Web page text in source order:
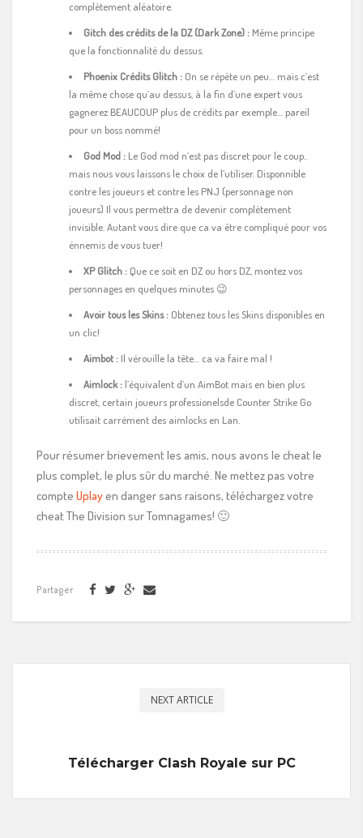
complètement aléatoire.
Gitch des crédits de la DZ (Dark Zone) : Même principe
que la fonctionnalité du dessus.
Phoenix Crédits Glitch : On se répète un peu… mais c’est
la même chose qu’au dessus, à la fin d’une expert vous
gagnerez BEAUCOUP plus de crédits par exemple… pareil
pour un boss nommé!
God Mod : Le God mod n’est pas discret pour le coup..
mais nous vous laissons le choix de l’utiliser. Disponnible
contre les joueurs et contre les PNJ (personnage non
joueurs) Il vous permettra de devenir complètement
invisible. Autant vous dire que ca va être compliqué pour vos
énnemis de vous tuer!
XP Glitch : Que ce soit en DZ ou hors DZ, montez vos
personnages en quelques minutes 😉
Avoir tous les Skins : Obtenez tous les Skins disponibles en
un clic!
Aimbot : Il vérouille la tête… ca va faire mal !
Aimlock : l’équivalent d’un AimBot mais en bien plus
discret, certain joueurs professionelsde Counter Strike Go
utilisait carrément des aimlocks en Lan.
Pour résumer brievement les amis, nous avons le cheat le
plus complet, le plus sûr du marché. Ne mettez pas votre
compte Uplayen danger sans raisons, téléchargez votre
cheat The Division sur Tomnagames! 🙂
Partager
NEXT ARTICLE
Télécharger Clash Royale sur PC